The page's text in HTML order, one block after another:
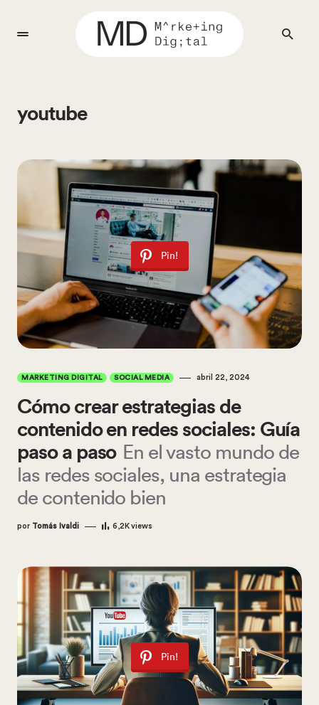
youtube
Pin!
MARKETING DIGITAL SOCIAL MEDIA abril 22, 2024
Cómo crear estrategias de
contenido en redes sociales: Guía
paso a paso En el vasto mundo de
las redes sociales, una estrategia
de contenido bien
por Tomás Ivaldi 6,2Kviews
Pin!